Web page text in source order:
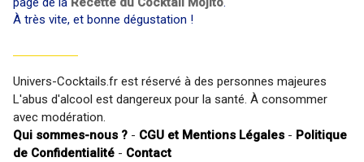
À très vite, et bonne dégustation !
Univers-Cocktails.fr est réservé à des personnes majeures
L'abus d'alcool est dangereux pour la santé. À consommer
avec modération.
Qui sommes-nous ? - CGU et Mentions Légales - Politique
de Confidentialité - Contact